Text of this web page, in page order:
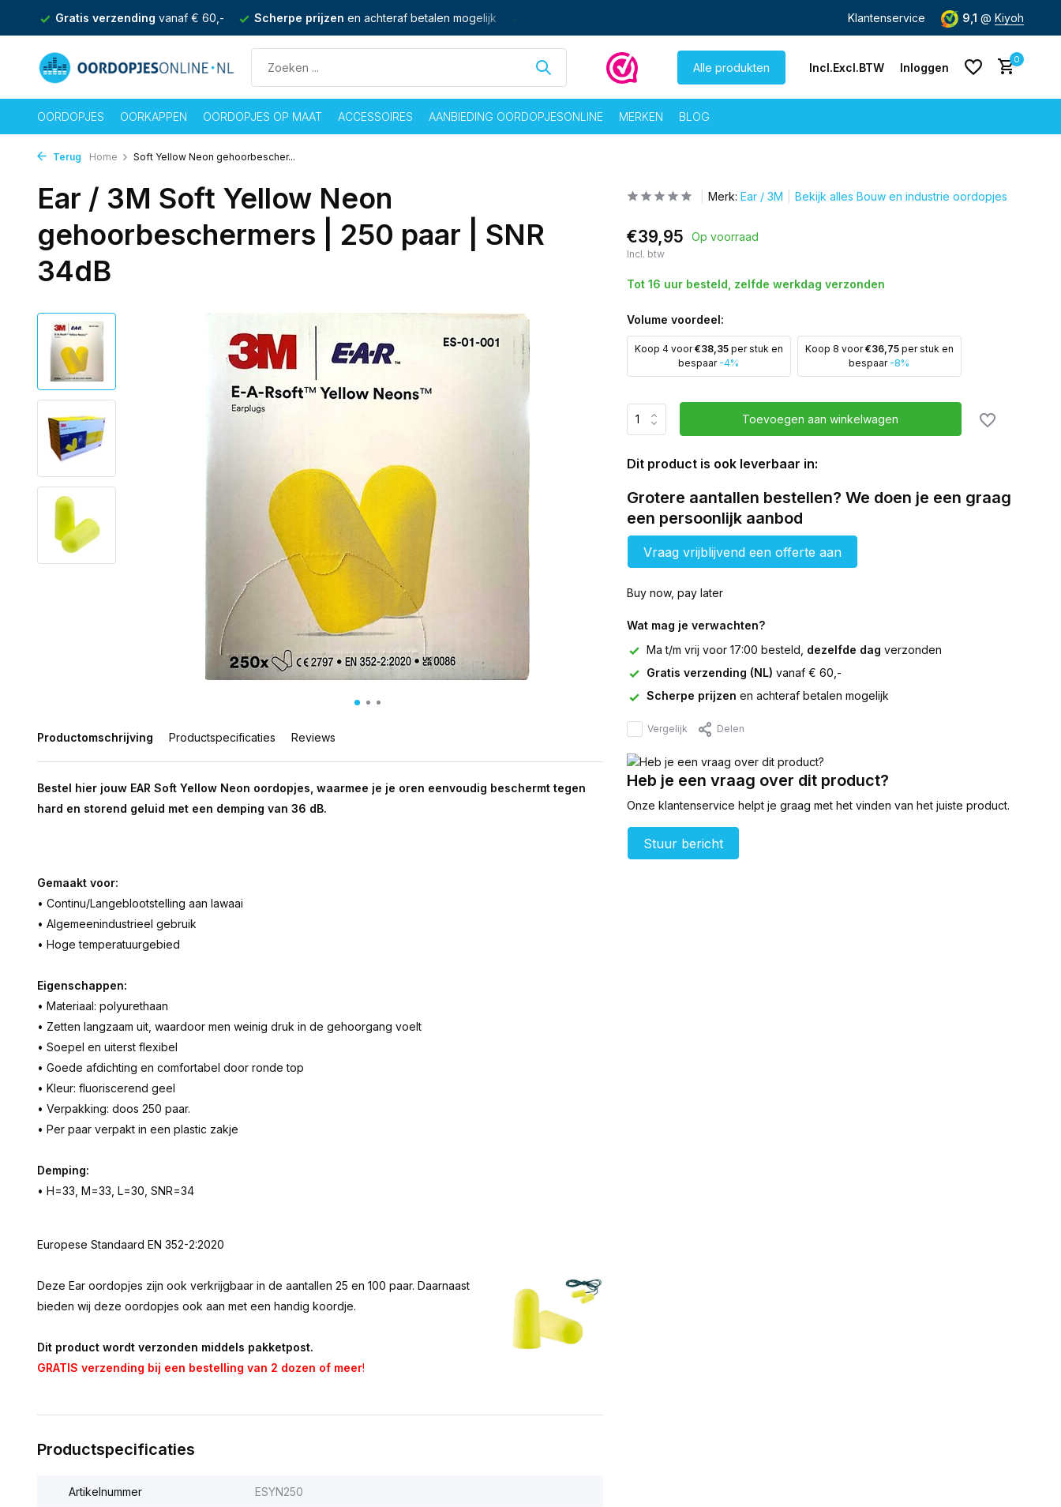
€ 60,- Scherpe prijzenen achteraf betalen mogelijk Ma - vrij voor 16:00 besteld, Klantenservice 9,1 @ Kiyoh
Alle produkten Incl.Excl.BTW Inloggen
0
OORDOPJES OORKAPPEN OORDOPJES OP MAAT ACCESSOIRES AANBIEDING OORDOPJESONLINE MERKEN BLOG
Terug Home Soft Yellow Neon gehoorbescher...
Ear / 3M Soft Yellow Neon
gehoorbeschermers | 250 paar | SNR
34dB
Productomschrijving Productspecificaties Reviews
Bestel hier jouw EAR Soft Yellow Neon oordopjes, waarmee je je oren eenvoudig beschermt tegen
hard en storend geluid met een demping van 36 dB.
Gemaakt voor:
• Continu/Langeblootstelling aan lawaai
• Algemeenindustrieel gebruik
• Hoge temperatuurgebied
Eigenschappen:
• Materiaal: polyurethaan
• Zetten langzaam uit, waardoor men weinig druk in de gehoorgang voelt
• Soepel en uiterst flexibel
• Goede afdichting en comfortabel door ronde top
• Kleur: fluoriscerend geel
• Verpakking: doos 250 paar.
• Per paar verpakt in een plastic zakje
Demping:
• H=33, M=33, L=30, SNR=34
Europese Standaard EN 352-2:2020
Deze Ear oordopjes zijn ook verkrijgbaar in de aantallen 25 en 100 paar. Daarnaast
bieden wij deze oordopjes ook aan met een handig koordje.
Dit product wordt verzonden middels pakketpost.
GRATIS verzending bij een bestelling van 2 dozen of meer!
Productspecificaties
Artikelnummer ESYN250
Merk: Ear / 3M Bekijk alles Bouw en industrie oordopjes
€39,95 Op voorraad
Incl. btw
Tot 16 uur besteld, zelfde werkdag verzonden
Volume voordeel:
Koop 4 voor€38,35per stuk en
bespaar -4%
Koop 8 voor€36,75per stuk en
bespaar -8%
Toevoegen aan winkelwagen
Dit product is ook leverbaar in:
Grotere aantallen bestellen? We doen je een graag
een persoonlijk aanbod
Vraag vrijblijvend een offerte aan
Buy now, pay later
Wat mag je verwachten?
Ma t/m vrij voor 17:00 besteld, dezelfde dag verzonden
Gratis verzending (NL) vanaf € 60,-
Scherpe prijzen en achteraf betalen mogelijk
Vergelijk Delen
Heb je een vraag over dit product?
Onze klantenservice helpt je graag met het vinden van het juiste product.
Stuur bericht